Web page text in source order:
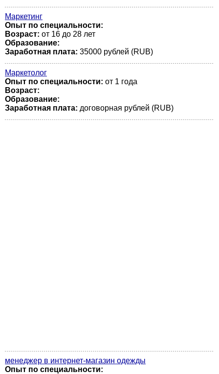
Маркетинг
Опыт по специальности:
Возраст: от 16 до 28 лет
Образование:
Заработная плата: 35000 рублей (RUB)
Маркетолог
Опыт по специальности: от 1 года
Возраст:
Образование:
Заработная плата: договорная рублей (RUB)
менеджер в интернет-магазин одежды
Опыт по специальности: